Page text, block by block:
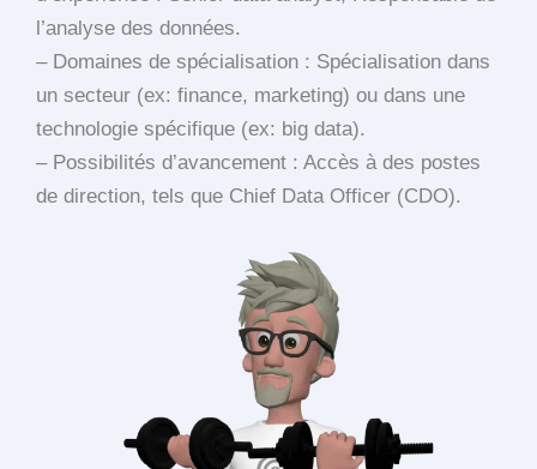
l’analyse des données.
– Domaines de spécialisation : Spécialisation dans
un secteur (ex: finance, marketing) ou dans une
technologie spécifique (ex: big data).
– Possibilités d’avancement : Accès à des postes
de direction, tels que Chief Data Officer (CDO).